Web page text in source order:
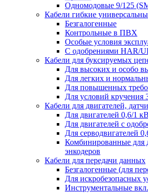
Одномодовые 9/125
Кабели гибкие
Безгалогенные
Контрольные в ПВХ
Особые условия
С одобрениями HAR/
Кабели для буксируемых
Для высоких и особо
Для легких и
Для повышенных
Для условий кручения
Кабели для двигателей,
Для двигателей 0,6/1 кВ
Для двигателей с
Для серводвигателей
Комбинированные для
энкодеров
Кабели для передачи данных
Безгалогенные (для
Для искробезопасных
Инструментальные